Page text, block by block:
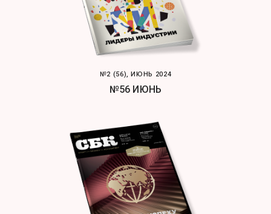
№2 (56), ИЮНЬ 2024
№56 ИЮНЬ